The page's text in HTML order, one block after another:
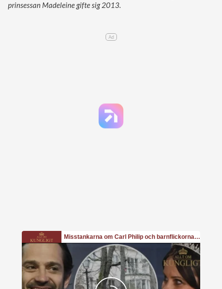
prinsessan Madeleine gifte sig 2013.
Ad